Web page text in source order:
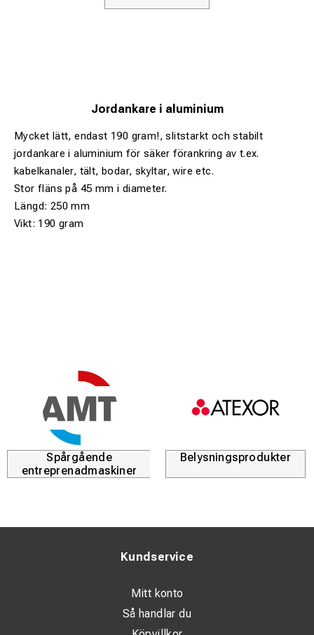
Jordankare i aluminium
Mycket lätt, endast 190 gram!, slitstarkt och stabilt
jordankare i aluminium för säker förankring av t.ex.
kabelkanaler, tält, bodar, skyltar, wire etc.
Stor fläns på 45 mm i diameter.
Längd: 250 mm
Vikt: 190 gram
Spårgående
entreprenadmaskiner
Belysningsprodukter
Kundservice
Mitt konto
Så handlar du